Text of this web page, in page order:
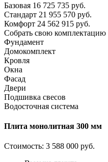
Базовая 16 725 735 руб.
Стандарт 21 955 570 руб.
Комфорт 24 562 915 руб.
Собрать свою комплектацию
Фундамент
Домокомплект
Кровля
Окна
Фасад
Двери
Подшивка свесов
Водосточная система
Плита монолитная 300 мм
Стоимость: 3 588 000 руб.